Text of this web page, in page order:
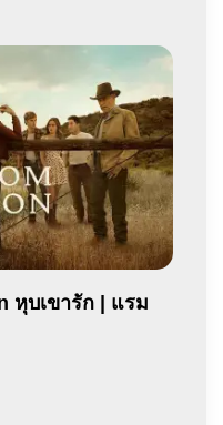
หุบเขารัก | แรม